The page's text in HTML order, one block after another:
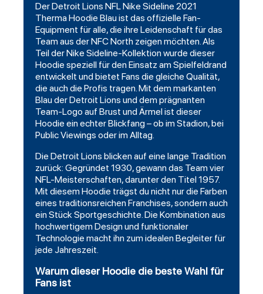
DerDetroit Lions NFL Nike Sideline 2021
ThermaHoodie Blau ist das offizielle Fan-
Equipment für alle, die ihre Leidenschaft für das
Team aus der NFC North zeigen möchten. Als
Teil der Nike Sideline-Kollektion wurde dieser
Hoodie speziell für den Einsatz am Spielfeldrand
entwickelt und bietet Fans die gleiche Qualität,
die auch die Profis tragen. Mit dem markanten
Blau der Detroit Lions und dem prägnanten
Team-Logo auf Brust und Ärmel ist dieser
Hoodie ein echter Blickfang – ob im Stadion, bei
Public Viewings oder im Alltag.
Die Detroit Lions blicken auf eine lange Tradition
zurück: Gegründet 1930, gewann das Team vier
NFL-Meisterschaften, darunter den Titel 1957.
Mit diesem Hoodie trägst du nicht nur die Farben
eines traditionsreichen Franchises, sondern auch
ein Stück Sportgeschichte. Die Kombination aus
hochwertigem Design und funktionaler
Technologie macht ihn zum idealen Begleiter für
jede Jahreszeit.
Warum dieser Hoodie die beste Wahl für
Fans ist